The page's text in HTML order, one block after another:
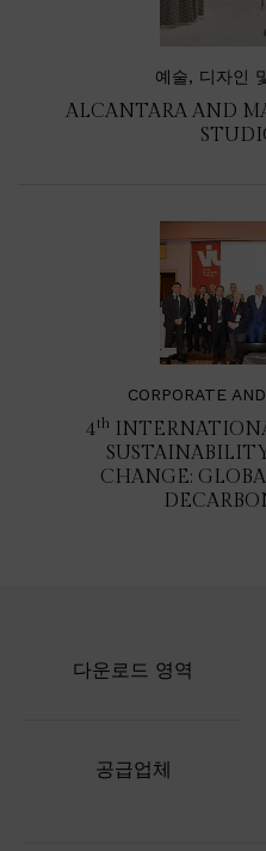
예술, 디자인
ALCANTARA AND
CORPORATE
4th
CHANGE:
다운로드 영역
공급업체